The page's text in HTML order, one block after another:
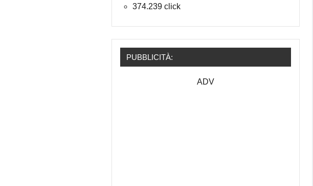
374.239 click
PUBBLICITÀ:
ADV